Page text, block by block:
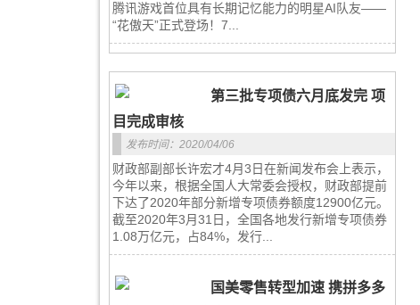
腾讯游戏首位具有长期记忆能力的明星AI队友——
“花傲天”正式登场！7...
第三批专项债六月底发完 项
目完成审核
发布时间：2020/04/06
财政部副部长许宏才4月3日在新闻发布会上表示，
今年以来，根据全国人大常委会授权，财政部提前
下达了2020年部分新增专项债券额度12900亿元。
截至2020年3月31日，全国各地发行新增专项债券
1.08万亿元，占84%，发行...
国美零售转型加速 携拼多多